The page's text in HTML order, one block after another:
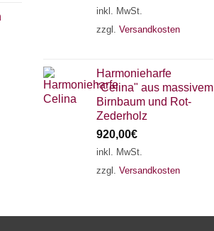
inkl. MwSt.
zzgl. Versandkosten
Harmonieharfe
"Celina" aus massivem
Birnbaum und Rot-
Zederholz
920,00€
inkl. MwSt.
zzgl. Versandkosten
18 SAITEN 21 SAITEN 25 SAITEN
AKKORDZITHER